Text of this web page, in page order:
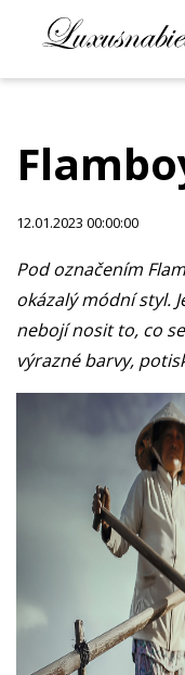
12.01.2023 00:00:00
Pod označením
okázalý módní styl.
nebojí nosit to, co
výrazné barvy,